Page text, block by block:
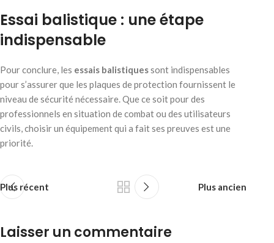
Essai balistique : une étape
indispensable
Pour conclure, les essais balistiquessont indispensables
pour s’assurer que les plaques de protection fournissent le
niveau de sécurité nécessaire. Que ce soit pour des
professionnels en situation de combat ou des utilisateurs
civils, choisir un équipement qui a fait ses preuves est une
priorité.
Plus récent Plus ancien
Laisser un commentaire